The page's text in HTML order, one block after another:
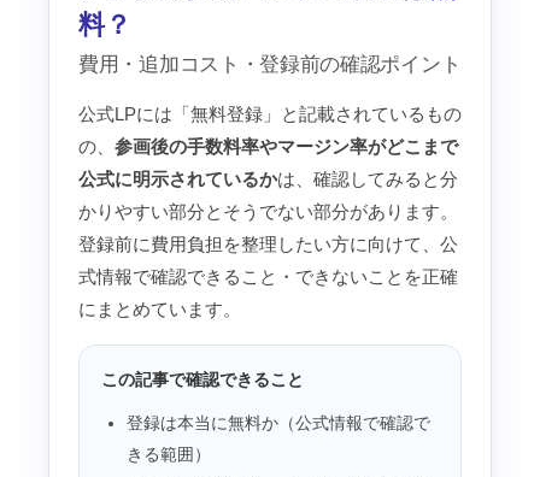
料？
費用・追加コスト・登録前の確認ポイント
公式LPには「無料登録」と記載されているもの
の、 参画後の手数料率やマージン率がどこまで
公式に明示されているかは、確認してみると分
かりやすい部分とそうでない部分があります。
登録前に費用負担を整理したい方に向けて、公
式情報で確認できること・できないことを正確
にまとめています。
この記事で確認できること
登録は本当に無料か（公式情報で確認で
きる範囲）